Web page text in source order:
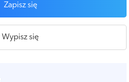
Zapisz się
Wypisz się